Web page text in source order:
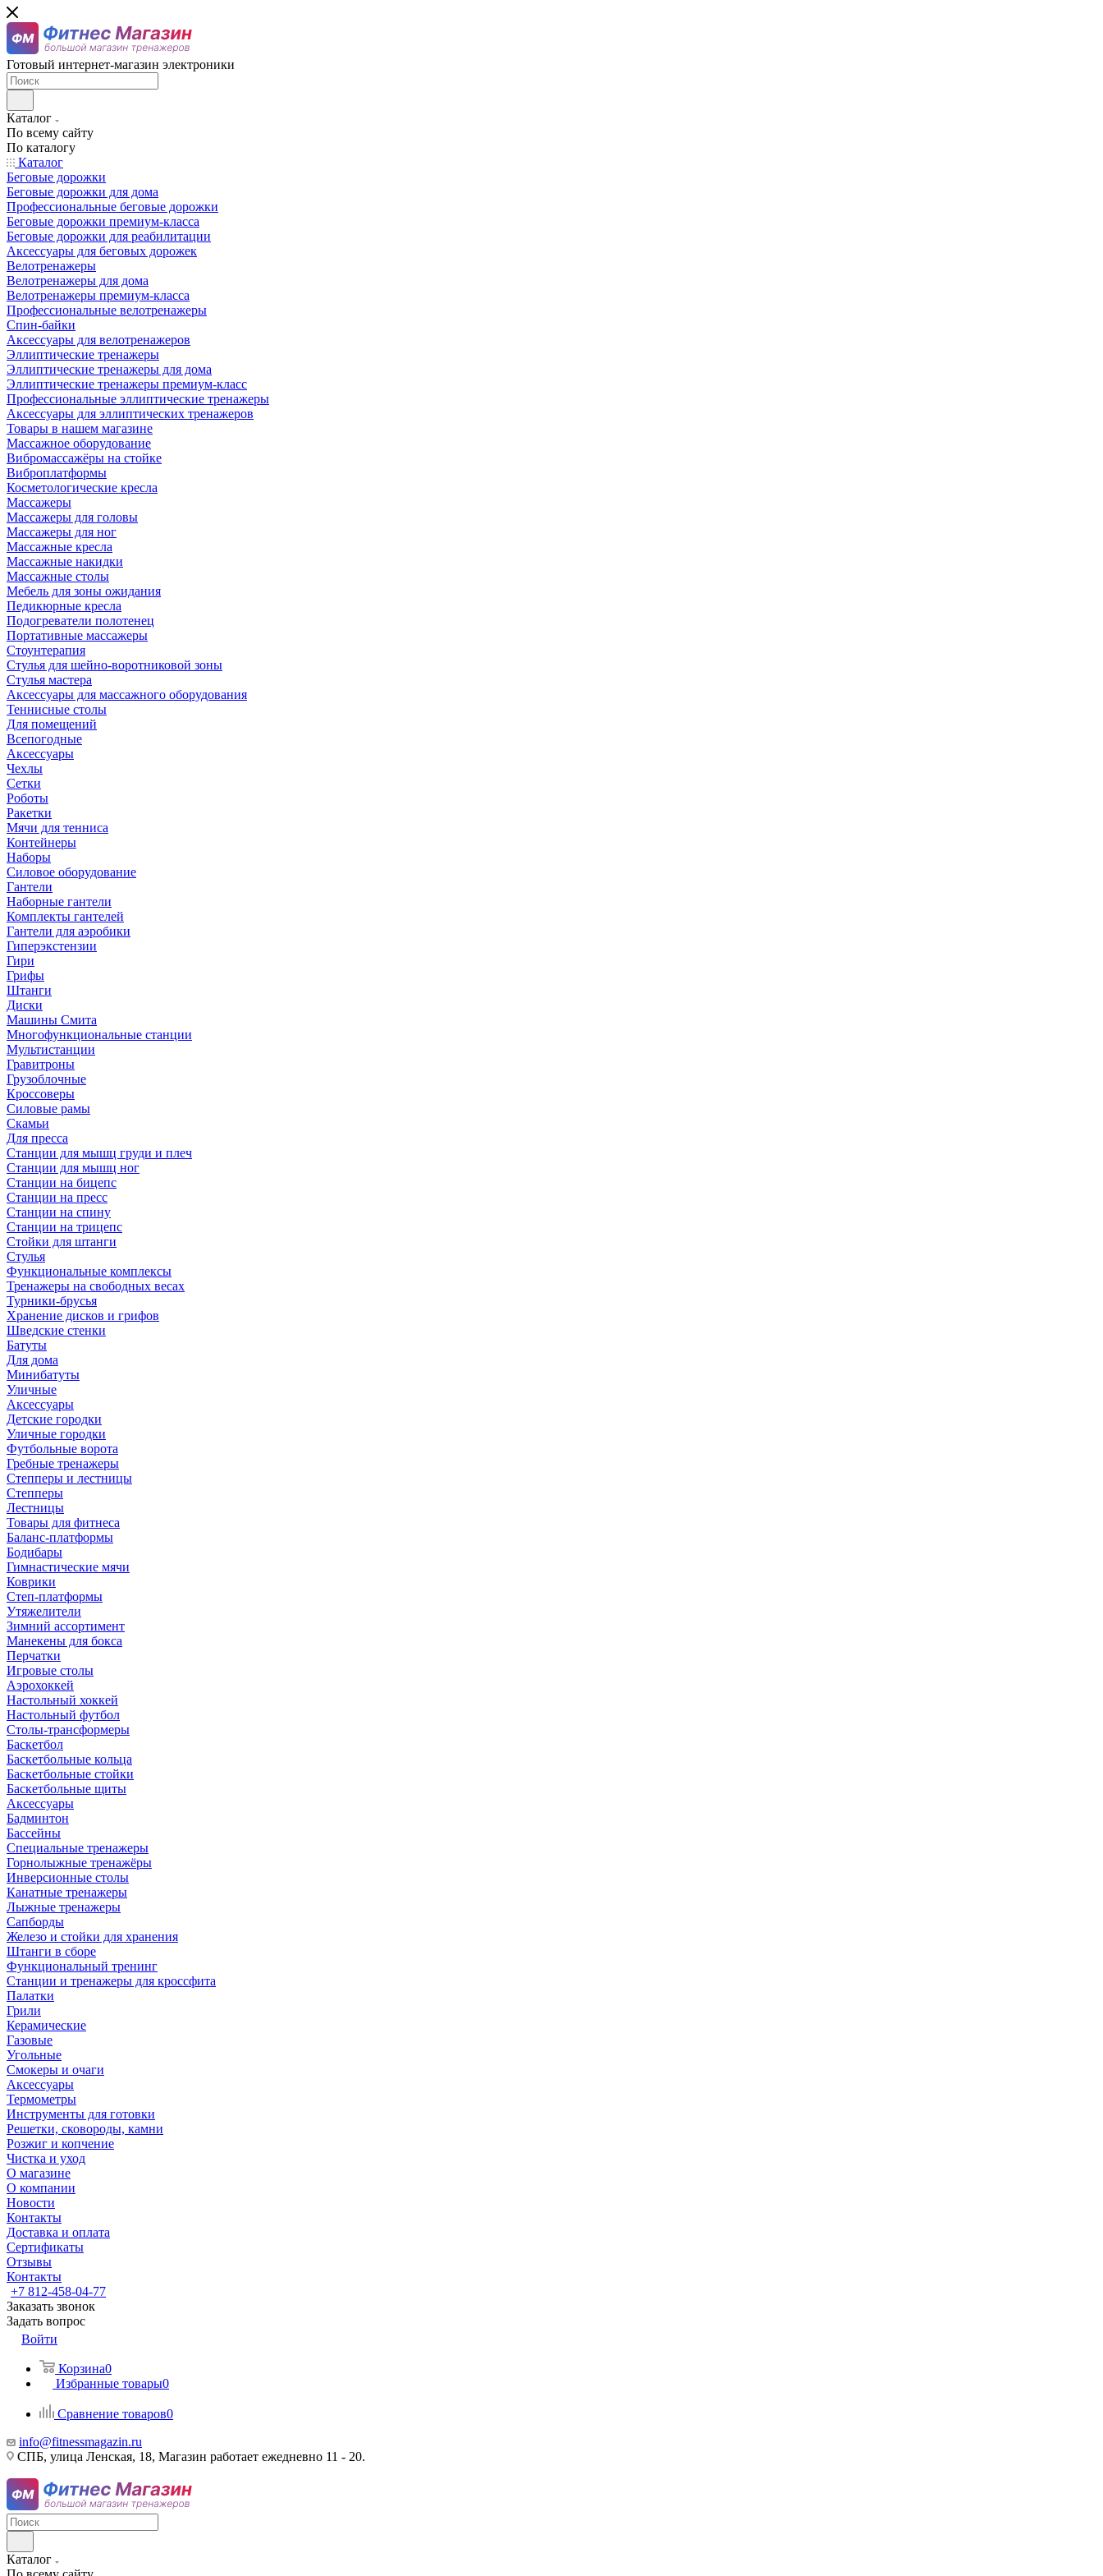
Готовый интернет-магазин электроники
Каталог
По всему сайту
По каталогу
Каталог
Беговые дорожки
Беговые дорожки для дома
Профессиональные беговые дорожки
Беговые дорожки премиум-класса
Беговые дорожки для реабилитации
Аксессуары для беговых дорожек
Велотренажеры
Велотренажеры для дома
Велотренажеры премиум-класса
Профессиональные велотренажеры
Спин-байки
Аксессуары для велотренажеров
Эллиптические тренажеры
Эллиптические тренажеры для дома
Эллиптические тренажеры премиум-класс
Профессиональные эллиптические тренажеры
Аксессуары для эллиптических тренажеров
Товары в нашем магазине
Массажное оборудование
Вибромассажёры на стойке
Виброплатформы
Косметологические кресла
Массажеры
Массажеры для головы
Массажеры для ног
Массажные кресла
Массажные накидки
Массажные столы
Мебель для зоны ожидания
Педикюрные кресла
Подогреватели полотенец
Портативные массажеры
Стоунтерапия
Стулья для шейно-воротниковой зоны
Стулья мастера
Аксессуары для массажного оборудования
Теннисные столы
Для помещений
Всепогодные
Аксессуары
Чехлы
Сетки
Роботы
Ракетки
Мячи для тенниса
Контейнеры
Наборы
Силовое оборудование
Гантели
Наборные гантели
Комплекты гантелей
Гантели для аэробики
Гиперэкстензии
Гири
Грифы
Штанги
Диски
Машины Смита
Многофункциональные станции
Мультистанции
Гравитроны
Грузоблочные
Кроссоверы
Силовые рамы
Скамьи
Для пресса
Станции для мышц груди и плеч
Станции для мышц ног
Станции на бицепс
Станции на пресс
Станции на спину
Станции на трицепс
Стойки для штанги
Стулья
Функциональные комплексы
Тренажеры на свободных весах
Турники-брусья
Хранение дисков и грифов
Шведские стенки
Батуты
Для дома
Минибатуты
Уличные
Аксессуары
Детские городки
Уличные городки
Футбольные ворота
Гребные тренажеры
Степперы и лестницы
Степперы
Лестницы
Товары для фитнеса
Баланс-платформы
Бодибары
Гимнастические мячи
Коврики
Степ-платформы
Утяжелители
Зимний ассортимент
Манекены для бокса
Перчатки
Игровые столы
Аэрохоккей
Настольный хоккей
Настольный футбол
Столы-трансформеры
Баскетбол
Баскетбольные кольца
Баскетбольные стойки
Баскетбольные щиты
Аксессуары
Бадминтон
Бассейны
Специальные тренажеры
Горнолыжные тренажёры
Инверсионные столы
Канатные тренажеры
Лыжные тренажеры
Сапборды
Железо и стойки для хранения
Штанги в сборе
Функциональный тренинг
Станции и тренажеры для кроссфита
Палатки
Грили
Керамические
Газовые
Угольные
Смокеры и очаги
Аксессуары
Термометры
Инструменты для готовки
Решетки, сковороды, камни
Розжиг и копчение
Чистка и уход
О магазине
О компании
Новости
Контакты
Доставка и оплата
Сертификаты
Отзывы
Контакты
+7 812-458-04-77
Заказать звонок
Задать вопрос
Войти
Корзина0
Избранные товары0
Сравнение товаров0
info@fitnessmagazin.ru
СПБ, улица Ленская, 18, Магазин работает ежедневно 11 - 20.
Каталог